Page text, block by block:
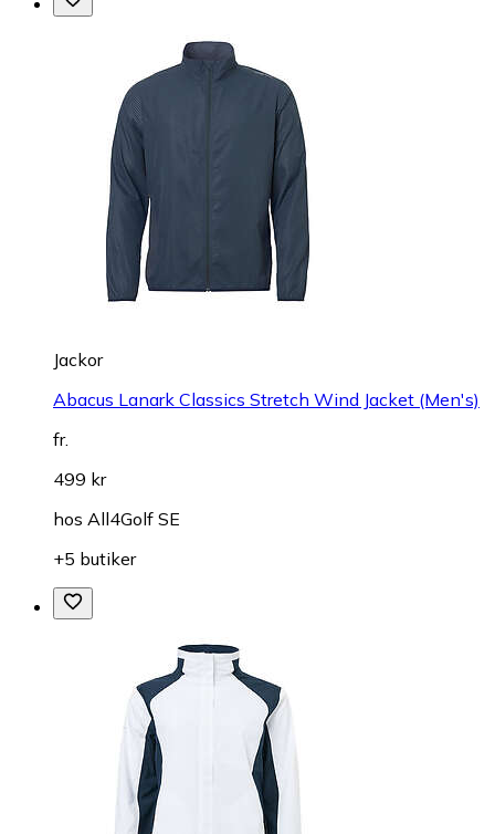
Jackor
Abacus Lanark Classics Stretch Wind Jacket (Men's)
fr.
499 kr
hos All4Golf SE
+5 butiker